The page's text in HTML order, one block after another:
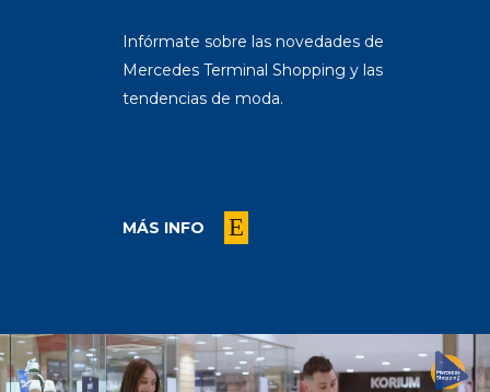
Infórmate sobre las novedades de
Mercedes Terminal Shopping y las
tendencias de moda.
MÁS INFO